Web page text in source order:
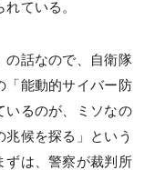
ている。
の話なので、自衛隊
「能動的サイバー防
いるのが、ミソなの
候を探る」という
ずは、警察が裁判所